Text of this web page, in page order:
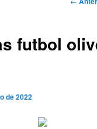
futbol
de 2022